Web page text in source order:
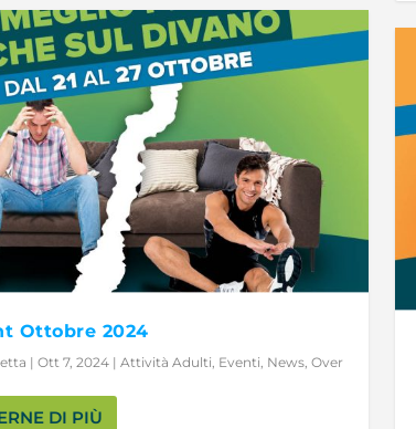
Ottobre 2024
|Ott 7, 2024 |Attività Adulti Eventi News ,Over
DI PIÙ